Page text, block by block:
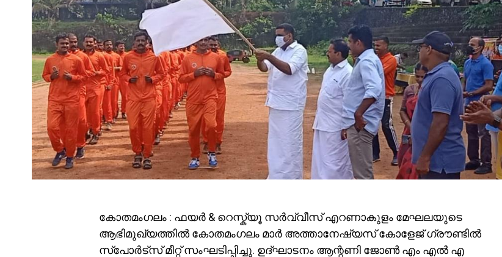
കോതമംഗലം : ഫയർ & റെസ്ക്യൂ സർവ്വീസ് എറണാകുളം മേഘലയുടെ
ആഭിമുഖ്യത്തിൽ കോതമംഗലം മാർ അത്താനേഷ്യസ് കോളേജ് ഗ്രൗണ്ടിൽ
സ്പോർട്സ് മീറ്റ് സംഘടിപ്പിച്ചു. ഉദ്ഘാടനം ആന്റണി ജോൺ എം എൽ എ